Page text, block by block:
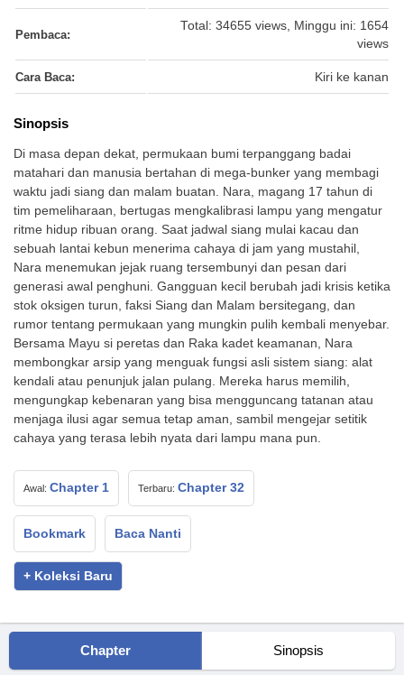
Pembaca:
Total: 34655 views, Minggu ini: 1654
views
Cara Baca: Kiri ke kanan
Sinopsis
Di masa depan dekat, permukaan bumi terpanggang badai
matahari dan manusia bertahan di mega-bunker yang membagi
waktu jadi siang dan malam buatan. Nara, magang 17 tahun di
tim pemeliharaan, bertugas mengkalibrasi lampu yang mengatur
ritme hidup ribuan orang. Saat jadwal siang mulai kacau dan
sebuah lantai kebun menerima cahaya di jam yang mustahil,
Nara menemukan jejak ruang tersembunyi dan pesan dari
generasi awal penghuni. Gangguan kecil berubah jadi krisis ketika
stok oksigen turun, faksi Siang dan Malam bersitegang, dan
rumor tentang permukaan yang mungkin pulih kembali menyebar.
Bersama Mayu si peretas dan Raka kadet keamanan, Nara
membongkar arsip yang menguak fungsi asli sistem siang: alat
kendali atau penunjuk jalan pulang. Mereka harus memilih,
mengungkap kebenaran yang bisa mengguncang tatanan atau
menjaga ilusi agar semua tetap aman, sambil mengejar setitik
cahaya yang terasa lebih nyata dari lampu mana pun.
Awal: Chapter 1 Terbaru: Chapter 32
Bookmark Baca Nanti
+ Koleksi Baru
Chapter Sinopsis